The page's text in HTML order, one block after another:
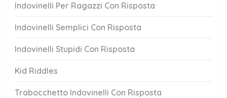
Indovinelli Per Ragazzi Con Risposta
Indovinelli Semplici Con Risposta
Indovinelli Stupidi Con Risposta
Kid Riddles
Trabocchetto Indovinelli Con Risposta